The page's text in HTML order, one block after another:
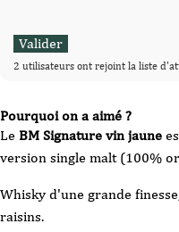
Pourquoi on a aimé ?
Le BM Signature vin jaune
version single malt (100%
Whisky d'une grande
raisins.
2 utilisateurs ont rejoint la liste